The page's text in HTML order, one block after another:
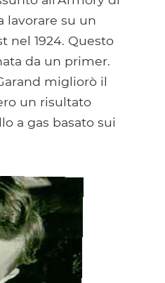
lavorare su un
nel 1924. Questo
da un primer.
migliorò il
un risultato
a gas basato sui